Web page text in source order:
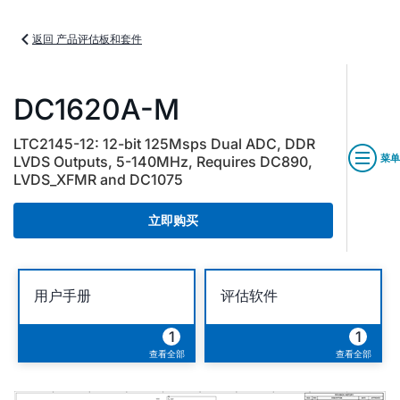
返回 产品评估板和套件
DC1620A-M
LTC2145-12: 12-bit 125Msps Dual ADC, DDR
LVDS Outputs, 5-140MHz, Requires DC890,
LVDS_XFMR and DC1075
立即购买
菜单
用户手册
1
查看全部
评估软件
1
查看全部